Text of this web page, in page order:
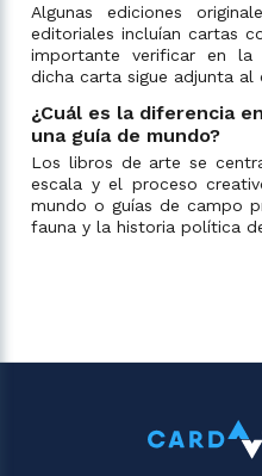
Algunas ediciones
editoriales incluían cartas
importante verificar en la
dicha carta sigue adjunta al
¿Cuál es la diferencia
una guía de mundo?
Los libros de arte se
escala y el proceso
mundo o guías de campo
fauna y la historia política